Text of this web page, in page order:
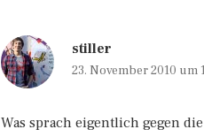
stiller
23. November 2010 um
Was sprach eigentlich gegen